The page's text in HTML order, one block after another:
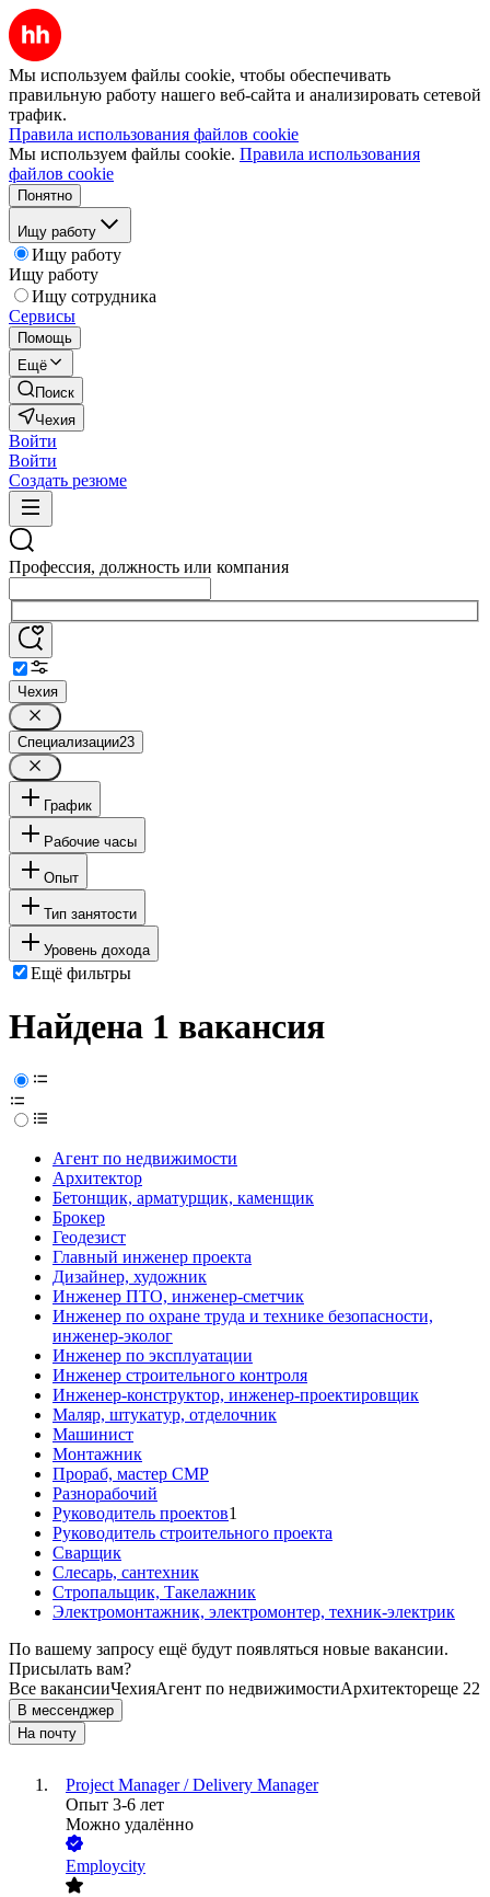
Мы используем файлы cookie, чтобы обеспечивать
правильную работу нашего веб-сайта и анализировать сетевой
трафик.
Правила использования файлов cookie
Мы используем файлы cookie. Правила использования
файлов cookie
Понятно
Ищу работу
Ищу работу
Ищу работу
Ищу сотрудника
Сервисы
Помощь
Ещё
Поиск
Чехия
Войти
Войти
Создать резюме
Профессия, должность или компания
Чехия
Специализации23
График
Рабочие часы
Опыт
Тип занятости
Уровень дохода
Ещё фильтры
Найдена 1 вакансия
Агент по недвижимости
Архитектор
Бетонщик, арматурщик, каменщик
Брокер
Геодезист
Главный инженер проекта
Дизайнер, художник
Инженер ПТО, инженер-сметчик
Инженер по охране труда и технике безопасности,
инженер-эколог
Инженер по эксплуатации
Инженер строительного контроля
Инженер-конструктор, инженер-проектировщик
Маляр, штукатур, отделочник
Машинист
Монтажник
Прораб, мастер СМР
Разнорабочий
Руководитель проектов1
Руководитель строительного проекта
Сварщик
Слесарь, сантехник
Стропальщик, Такелажник
Электромонтажник, электромонтер, техник-электрик
По вашему запросу ещё будут появляться новые вакансии.
Присылать вам?
Все вакансииЧехияАгент по недвижимостиАрхитектореще 22
В мессенджер
На почту
Project Manager / Delivery Manager
Опыт 3-6 лет
Можно удалённо
Employcity